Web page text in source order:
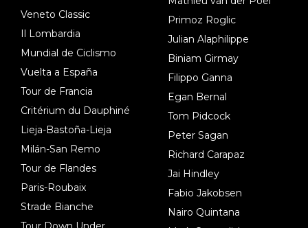
Veneto Classic
Il Lombardia
Mundial de Ciclismo
Vuelta a España
Tour de Francia
Critérium du Dauphiné
Lieja-Bastoña-Lieja
Milán-San Remo
Tour de Flandes
Paris-Roubaix
Strade Bianche
Primoz Roglic
Julian Alaphilippe
Biniam Girmay
Filippo Ganna
Egan Bernal
Tom Pidcock
Peter Sagan
Richard Carapaz
Jai Hindley
Fabio Jakobsen
Nairo Quintana